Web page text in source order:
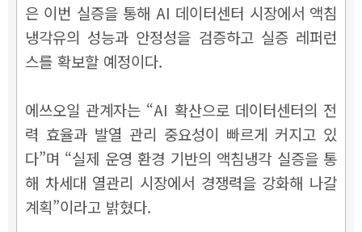
은 이번 실증을 통해 AI 데이터센터 시장에서 액침
냉각유의 성능과 안정성을 검증하고 실증 레퍼런
스를 확보할 예정이다.
에쓰오일 관계자는 “AI 확산으로 데이터센터의 전
력 효율과 발열 관리 중요성이 빠르게 커지고 있
다”며 “실제 운영 환경 기반의 액침냉각 실증을 통
해 차세대 열관리 시장에서 경쟁력을 강화해 나갈
계획”이라고 밝혔다.